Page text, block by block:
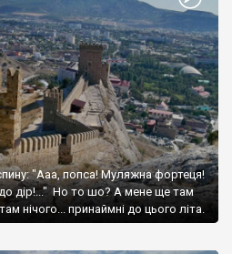
"Ааа, попса! Муляжна фортеця!
дір!..." Но то шо? А мене ще там
нічого... принаймні до цього літа.